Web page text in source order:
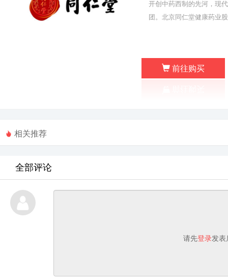
开创中药西制的先河，现
团。北京同仁堂健康药业
前往购买
相关推荐
全部评论
请先登录发表